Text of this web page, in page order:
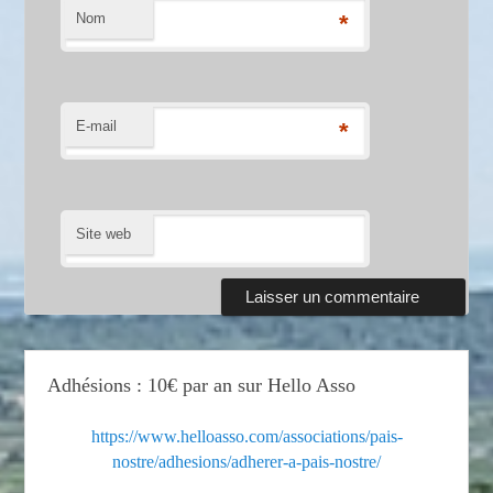
Nom *
E-mail *
Site web
Adhésions : 10€ par an sur Hello Asso
https://www.helloasso.com/associations/pais-
nostre/adhesions/adherer-a-pais-nostre/